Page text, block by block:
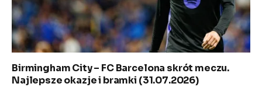
Birmingham City – FC Barcelona skrót meczu.
Najlepsze okazje i bramki (31.07.2026)